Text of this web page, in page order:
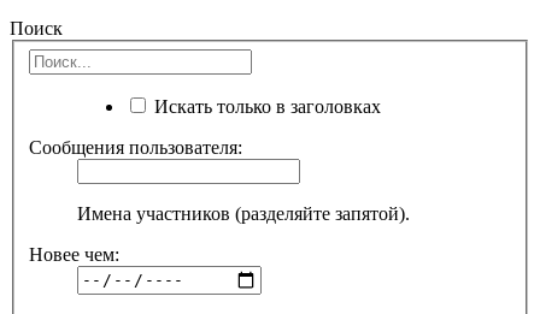
Поиск
Искать только в заголовках
Сообщения пользователя:
Имена участников (разделяйте запятой).
Новее чем: